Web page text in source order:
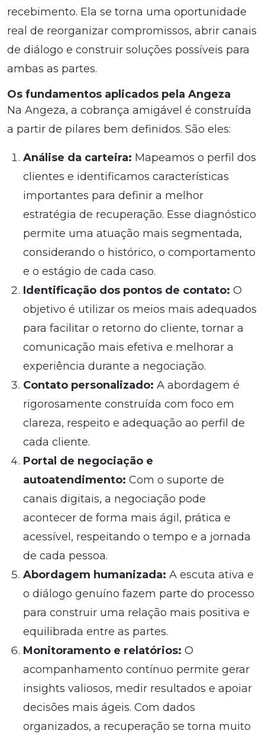
recebimento. Ela se torna uma oportunidade
real de reorganizar compromissos, abrir canais
de diálogo e construir soluções possíveis para
ambas as partes.
Os fundamentos aplicados pela Angeza
Na Angeza, a cobrança amigável é construída
a partir de pilares bem definidos. São eles:
Análise da carteira: Mapeamos o perfil dos
clientes e identificamos características
importantes para definir a melhor
estratégia de recuperação. Esse diagnóstico
permite uma atuação mais segmentada,
considerando o histórico, o comportamento
e o estágio de cada caso.
Identificação dos pontos de contato: O
objetivo é utilizar os meios mais adequados
para facilitar o retorno do cliente, tornar a
comunicação mais efetiva e melhorar a
experiência durante a negociação.
Contato personalizado: A abordagem é
rigorosamente construída com foco em
clareza, respeito e adequação ao perfil de
cada cliente.
Portal de negociação e
autoatendimento: Com o suporte de
canais digitais, a negociação pode
acontecer de forma mais ágil, prática e
acessível, respeitando o tempo e a jornada
de cada pessoa.
Abordagem humanizada: A escuta ativa e
o diálogo genuíno fazem parte do processo
para construir uma relação mais positiva e
equilibrada entre as partes.
Monitoramento e relatórios: O
acompanhamento contínuo permite gerar
insights valiosos, medir resultados e apoiar
decisões mais ágeis. Com dados
organizados, a recuperação se torna muito